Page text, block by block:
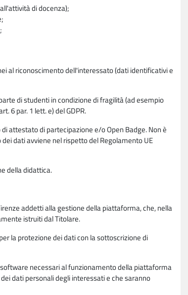
di docenza);
al riconoscimento dell'interessato (dati identificativi e
di studenti in condizione di fragilità (ad esempio
6 par. 1 lett. e) del GDPR.
attestato di partecipazione e/o Open Badge. Non è
dati avviene nel rispetto del Regolamento UE
della didattica.
addetti alla gestione della piattaforma, che, nella
istruiti dal Titolare.
la protezione dei dati con la sottoscrizione di
necessari al funzionamento della piattaforma
dati personali degli interessati e che saranno